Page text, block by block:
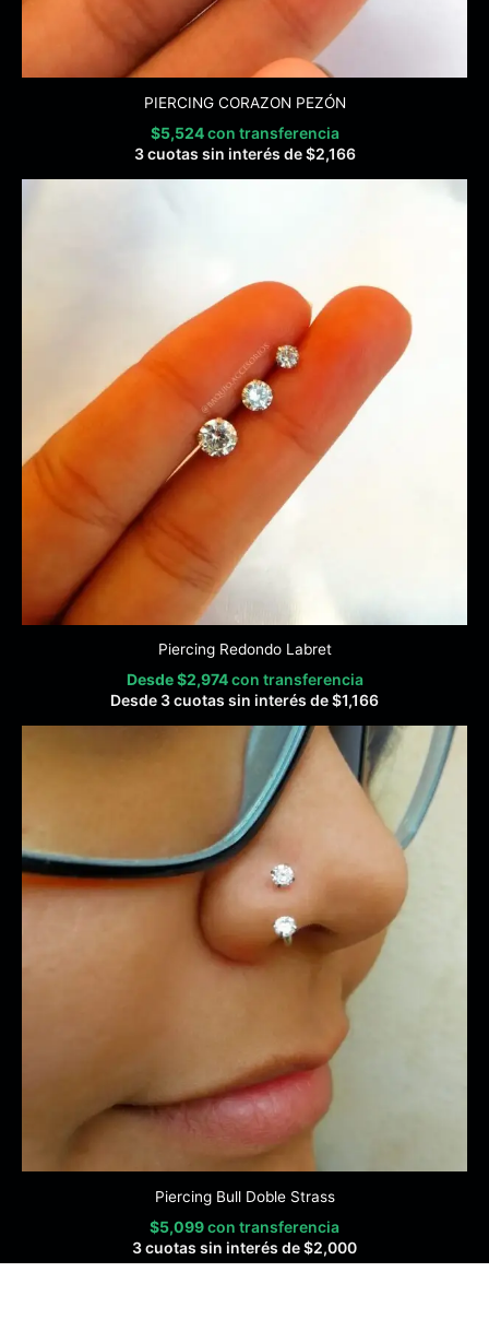
PIERCING CORAZON PEZÓN
$5,524 con transferencia
3 cuotas sin interés de$2,166
Piercing Redondo Labret
Desde$2,974 con transferencia
Desde 3 cuotas sin interés de$1,166
Piercing Bull Doble Strass
$5,099con transferencia
3 cuotas sin interés de$2,000